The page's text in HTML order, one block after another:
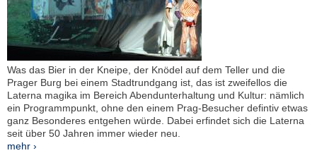
Was das Bier in der Kneipe, der Knödel auf dem Teller und die
Prager Burg bei einem Stadtrundgang ist, das ist zweifellos die
Laterna magika im Bereich Abendunterhaltung und Kultur: nämlich
ein Programmpunkt, ohne den einem Prag-Besucher defintiv etwas
ganz Besonderes entgehen würde. Dabei erfindet sich die Laterna
seit über 50 Jahren immer wieder neu.
mehr ›